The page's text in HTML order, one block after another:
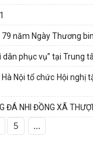
năm Ngày Thương
phục vụ” tại Trung
Nội tổ chức Hội nghị
ĐÁ NHI ĐỒNG XÃ
5 ...